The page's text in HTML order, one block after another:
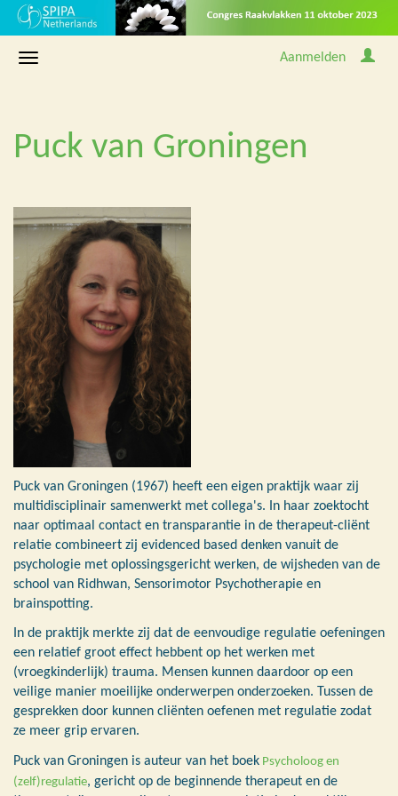
Aanmelden
Puck van Groningen
Puck van Groningen (1967) heeft een eigen praktijk waar zij
multidisciplinair samenwerkt met collega's. In haar zoektocht
naar optimaal contact en transparantie in de therapeut-cliënt
relatie combineert zij evidenced based denken vanuit de
psychologie met oplossingsgericht werken, de wijsheden van de
school van Ridhwan, Sensorimotor Psychotherapie en
brainspotting.
In de praktijk merkte zij dat de eenvoudige regulatie oefeningen
een relatief groot effect hebbent op het werken met
(vroegkinderlijk) trauma. Mensen kunnen daardoor op een
veilige manier moeilijke onderwerpen onderzoeken. Tussen de
gesprekken door kunnen cliënten oefenen met regulatie zodat
ze meer grip ervaren.
Puck van Groningen is auteur van het boek Psycholoog en
(zelf)regulatie, gericht op de beginnende therapeut en de